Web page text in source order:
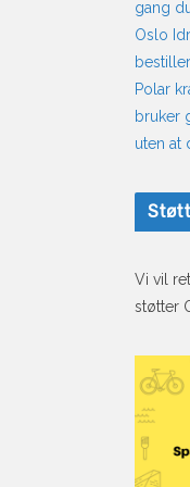
gang
Oslo
Polar
bruker
uten at
Vi vil
støtter